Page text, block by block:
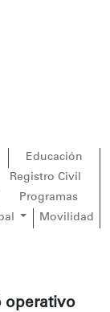
Educación
Registro Civil
Programas
Movilidad
operativo